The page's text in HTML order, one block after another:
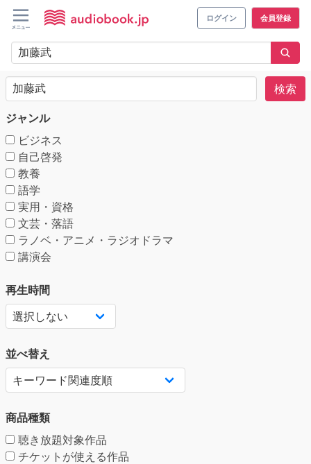
ログイン 会員登録
検索
ジャンル
ビジネス
自己啓発
教養
語学
実用・資格
文芸・落語
ラノベ・アニメ・ラジオドラマ
講演会
再生時間
並べ替え
商品種類
聴き放題対象作品
チケットが使える作品